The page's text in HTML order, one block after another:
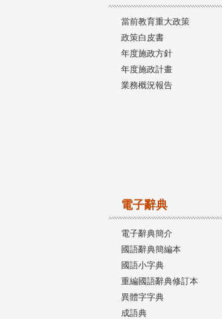
當前教育重大政策
政策白皮書
年度施政方針
年度施政計畫
業務概況報告
電子辭典
電子辭典簡介
國語辭典簡編本
國語小字典
重編國語辭典修訂本
異體字字典
成語典